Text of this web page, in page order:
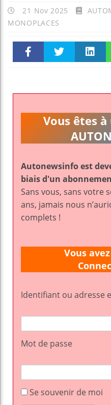
21 Nov 2025
MONOPLACES
k
Vous êtes
Autonewsinfo est
biais d'un
Sans vous, sans votre
ans, jamais nous
complets !
Vous
Identifiant ou adresse
Mot de passe
Se souvenir de moi